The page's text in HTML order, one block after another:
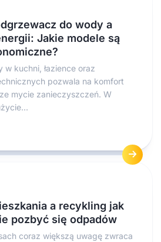
do wody a
Jakie modele są
w kuchni, łazience oraz
pozwala na komfort
mycie zanieczyszczeń. W
a recykling jak
pozbyć się odpadów
coraz większą uwagę zwraca